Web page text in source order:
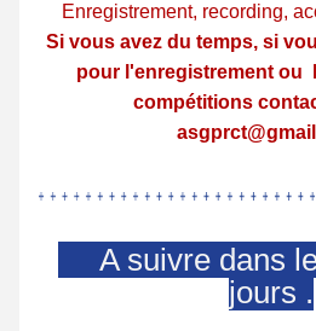
Enregistrement, recording,
Si vous avez du temps, si
pour l'enregistrement ou
compétitions
A suivre dans
jours .